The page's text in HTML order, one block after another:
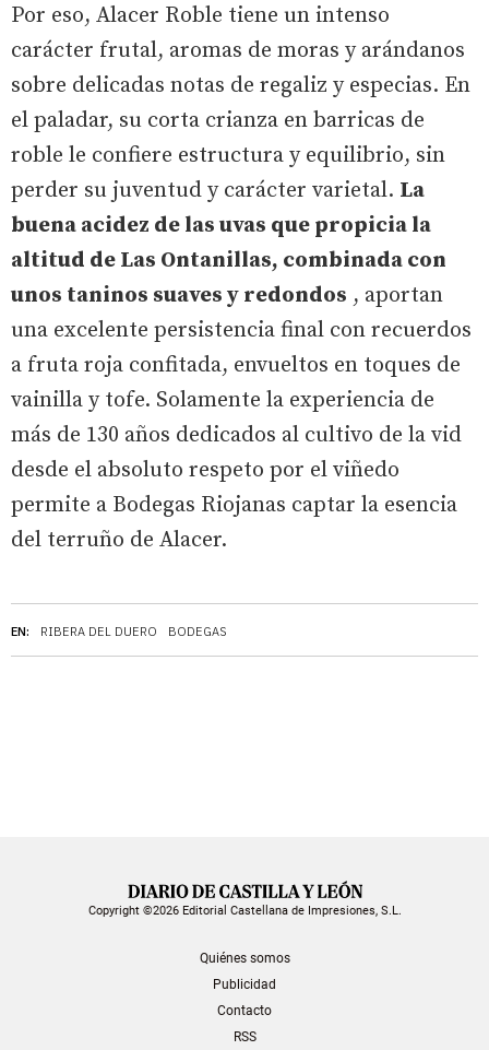
EN: RIBERA DEL DUERO BODEGAS
Por eso, Alacer Roble tiene un intenso
carácter frutal, aromas de moras y arándanos
sobre delicadas notas de regaliz y especias. En
el paladar, su corta crianza en barricas de
roble le confiere estructura y equilibrio, sin
perder su juventud y carácter varietal. La
buena acidez de las uvas que propicia la
altitud de Las Ontanillas, combinada con
unos taninos suaves y redondos , aportan
una excelente persistencia final con recuerdos
a fruta roja confitada, envueltos en toques de
vainilla y tofe. Solamente la experiencia de
más de 130 años dedicados al cultivo de la vid
desde el absoluto respeto por el viñedo
permite a Bodegas Riojanas captar la esencia
del terruño de Alacer.
Copyright ©2026 Editorial Castellana de Impresiones, S.L.
Quiénes somos
Publicidad
Contacto
RSS